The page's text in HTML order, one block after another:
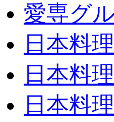
愛専グ
日本料理
日本料
日本料